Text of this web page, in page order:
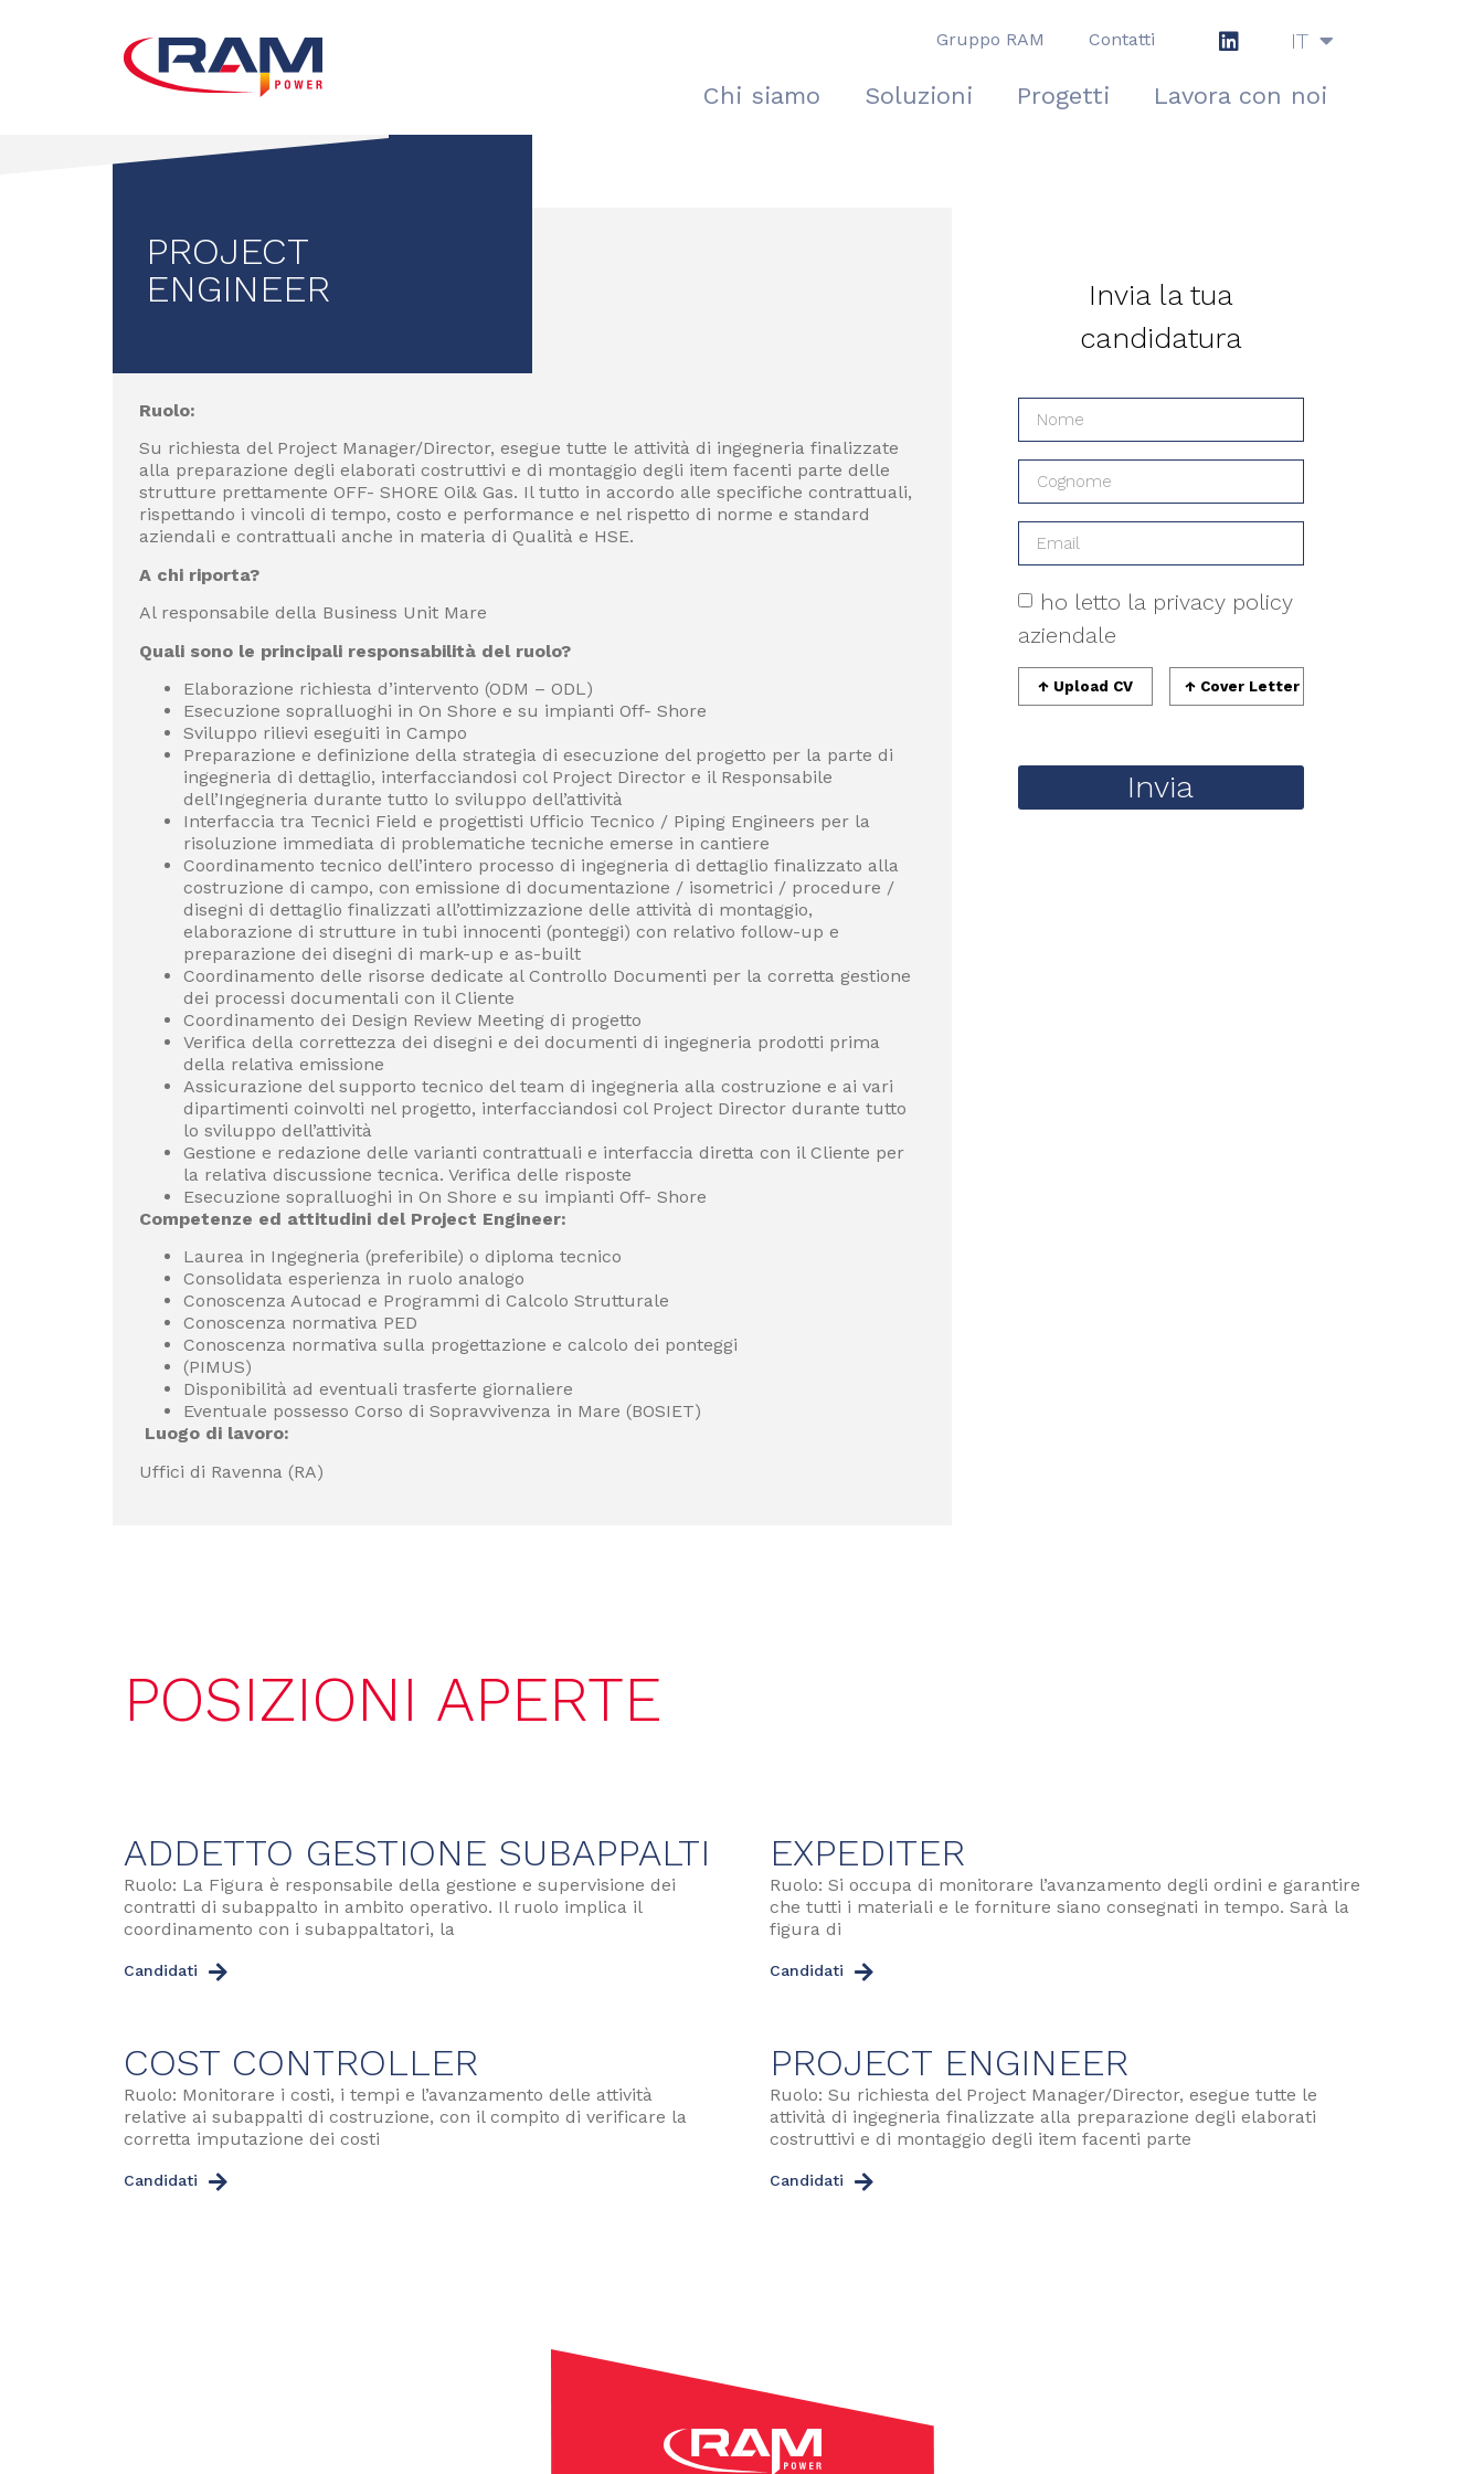
Gruppo RAM Contatti IT
EN
Chi siamo Soluzioni Progetti Lavora con noi
PROJECT
ENGINEER
Ruolo:
Su richiesta del Project Manager/Director, esegue tutte le attività di ingegneria finalizzate
alla preparazione degli elaborati costruttivi e di montaggio degli item facenti parte delle
strutture prettamente OFF- SHORE Oil& Gas. Il tutto in accordo alle specifiche contrattuali,
rispettando i vincoli di tempo, costo e performance e nel rispetto di norme e standard
aziendali e contrattuali anche in materia di Qualità e HSE.
A chi riporta?
Al responsabile della Business Unit Mare
Quali sono le principali responsabilità del ruolo?
Elaborazione richiesta d’intervento (ODM – ODL)
Esecuzione sopralluoghi in On Shore e su impianti Off- Shore
Sviluppo rilievi eseguiti in Campo
Preparazione e definizione della strategia di esecuzione del progetto per la parte di
ingegneria di dettaglio, interfacciandosi col Project Director e il Responsabile
dell’Ingegneria durante tutto lo sviluppo dell’attività
Interfaccia tra Tecnici Field e progettisti Ufficio Tecnico / Piping Engineers per la
risoluzione immediata di problematiche tecniche emerse in cantiere
Coordinamento tecnico dell’intero processo di ingegneria di dettaglio finalizzato alla
costruzione di campo, con emissione di documentazione / isometrici / procedure /
disegni di dettaglio finalizzati all’ottimizzazione delle attività di montaggio,
elaborazione di strutture in tubi innocenti (ponteggi) con relativo follow-up e
preparazione dei disegni di mark-up e as-built
Coordinamento delle risorse dedicate al Controllo Documenti per la corretta gestione
dei processi documentali con il Cliente
Coordinamento dei Design Review Meeting di progetto
Verifica della correttezza dei disegni e dei documenti di ingegneria prodotti prima
della relativa emissione
Assicurazione del supporto tecnico del team di ingegneria alla costruzione e ai vari
dipartimenti coinvolti nel progetto, interfacciandosi col Project Director durante tutto
lo sviluppo dell’attività
Gestione e redazione delle varianti contrattuali e interfaccia diretta con il Cliente per
la relativa discussione tecnica. Verifica delle risposte
Esecuzione sopralluoghi in On Shore e su impianti Off- Shore
Competenze ed attitudini del Project Engineer:
Laurea in Ingegneria (preferibile) o diploma tecnico
Consolidata esperienza in ruolo analogo
Conoscenza Autocad e Programmi di Calcolo Strutturale
Conoscenza normativa PED
Conoscenza normativa sulla progettazione e calcolo dei ponteggi
(PIMUS)
Disponibilità ad eventuali trasferte giornaliere
Eventuale possesso Corso di Sopravvivenza in Mare (BOSIET)
Luogo di lavoro:
Uffici di Ravenna (RA)
Invia la tua
candidatura
ho letto la privacy policy
aziendale
Invia
POSIZIONI APERTE
ADDETTO GESTIONE SUBAPPALTI
Ruolo: La Figura è responsabile della gestione e supervisione dei
contratti di subappalto in ambito operativo. Il ruolo implica il
coordinamento con i subappaltatori, la
Candidati
EXPEDITER
Ruolo: Si occupa di monitorare l’avanzamento degli ordini e garantire
che tutti i materiali e le forniture siano consegnati in tempo. Sarà la
figura di
Candidati
COST CONTROLLER
Ruolo: Monitorare i costi, i tempi e l’avanzamento delle attività
relative ai subappalti di costruzione, con il compito di verificare la
corretta imputazione dei costi
Candidati
PROJECT ENGINEER
Ruolo: Su richiesta del Project Manager/Director, esegue tutte le
attività di ingegneria finalizzate alla preparazione degli elaborati
costruttivi e di montaggio degli item facenti parte
Candidati